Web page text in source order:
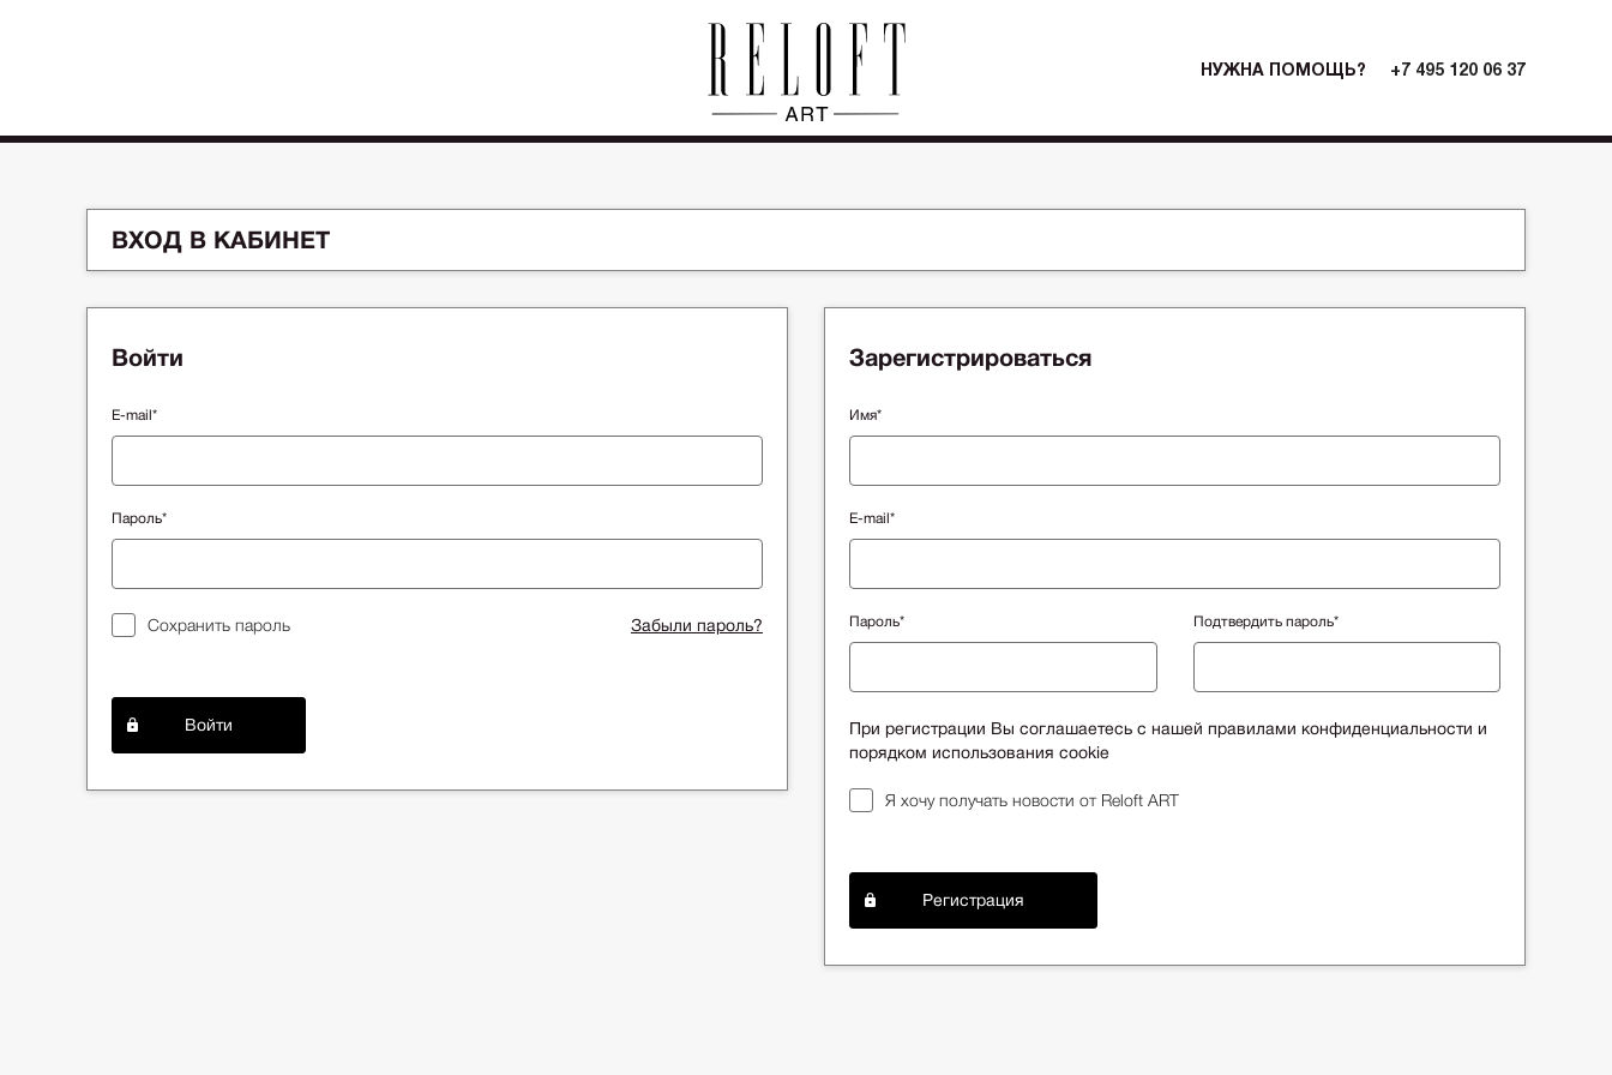
НУЖНА ПОМОЩЬ? +7 495 120 06 37
ВХОД В КАБИНЕТ
Войти
E-mail*
Пароль*
Сохранить пароль Забыли пароль?
Войти
Зарегистрироваться
Имя*
E-mail*
Пароль* Подтвердить пароль*
При регистрации Вы соглашаетесь с нашей правилами конфиденциальности и
порядком использования cookie
Я хочу получать новости от Reloft ART
Регистрация